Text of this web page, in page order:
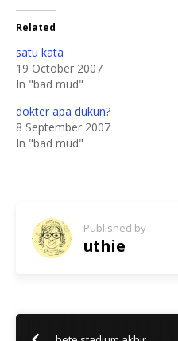
Related
satu kata
19 October 2007
In "bad mud"
dokter apa dukun?
8 September 2007
In "bad mud"
Published by
uthie